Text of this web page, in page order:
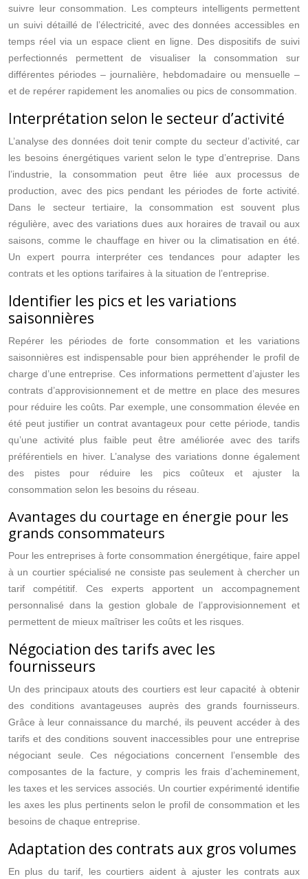
suivre leur consommation. Les compteurs intelligents permettent
un suivi détaillé de l’électricité, avec des données accessibles en
temps réel via un espace client en ligne. Des dispositifs de suivi
perfectionnés permettent de visualiser la consommation sur
différentes périodes – journalière, hebdomadaire ou mensuelle –
et de repérer rapidement les anomalies ou pics de consommation.
Interprétation selon le secteur d’activité
L’analyse des données doit tenir compte du secteur d’activité, car
les besoins énergétiques varient selon le type d’entreprise. Dans
l’industrie, la consommation peut être liée aux processus de
production, avec des pics pendant les périodes de forte activité.
Dans le secteur tertiaire, la consommation est souvent plus
régulière, avec des variations dues aux horaires de travail ou aux
saisons, comme le chauffage en hiver ou la climatisation en été.
Un expert pourra interpréter ces tendances pour adapter les
contrats et les options tarifaires à la situation de l’entreprise.
Identifier les pics et les variations
saisonnières
Repérer les périodes de forte consommation et les variations
saisonnières est indispensable pour bien appréhender le profil de
charge d’une entreprise. Ces informations permettent d’ajuster les
contrats d’approvisionnement et de mettre en place des mesures
pour réduire les coûts. Par exemple, une consommation élevée en
été peut justifier un contrat avantageux pour cette période, tandis
qu’une activité plus faible peut être améliorée avec des tarifs
préférentiels en hiver. L’analyse des variations donne également
des pistes pour réduire les pics coûteux et ajuster la
consommation selon les besoins du réseau.
Avantages du courtage en énergie pour les
grands consommateurs
Pour les entreprises à forte consommation énergétique, faire appel
à un courtier spécialisé ne consiste pas seulement à chercher un
tarif compétitif. Ces experts apportent un accompagnement
personnalisé dans la gestion globale de l’approvisionnement et
permettent de mieux maîtriser les coûts et les risques.
Négociation des tarifs avec les
fournisseurs
Un des principaux atouts des courtiers est leur capacité à obtenir
des conditions avantageuses auprès des grands fournisseurs.
Grâce à leur connaissance du marché, ils peuvent accéder à des
tarifs et des conditions souvent inaccessibles pour une entreprise
négociant seule. Ces négociations concernent l’ensemble des
composantes de la facture, y compris les frais d’acheminement,
les taxes et les services associés. Un courtier expérimenté identifie
les axes les plus pertinents selon le profil de consommation et les
besoins de chaque entreprise.
Adaptation des contrats aux gros volumes
En plus du tarif, les courtiers aident à ajuster les contrats aux